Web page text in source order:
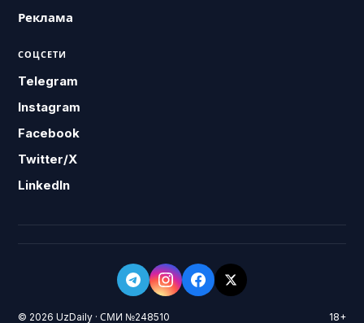
Реклама
СОЦСЕТИ
Telegram
Instagram
Facebook
Twitter/X
LinkedIn
© 2026 UzDaily · СМИ №248510 18+